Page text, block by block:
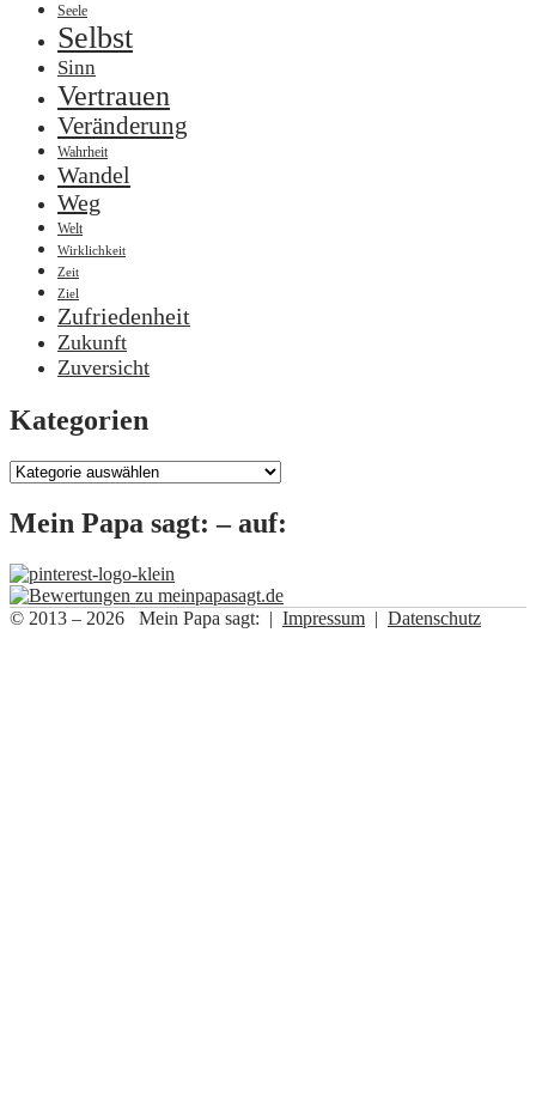
Seele
Selbst
Sinn
Vertrauen
Veränderung
Wahrheit
Wandel
Weg
Welt
Wirklichkeit
Zeit
Ziel
Zufriedenheit
Zukunft
Zuversicht
Kategorien
Kategorien
Mein Papa sagt: – auf:
© 2013 – 2026 Mein Papa sagt: | Impressum | Datenschutz